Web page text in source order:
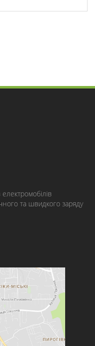
та швидкого заряду